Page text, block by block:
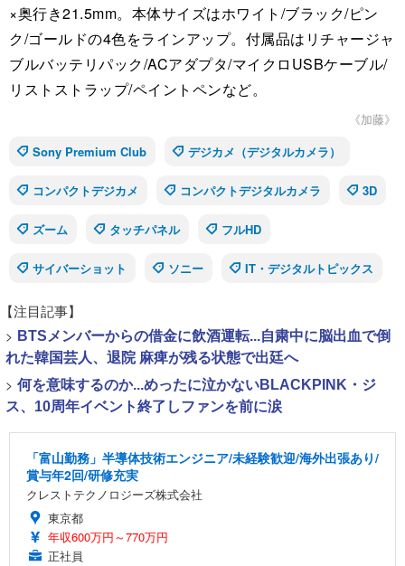
×奥行き21.5mm。本体サイズはホワイト/ブラック/ピン
ク/ゴールドの4色をラインアップ。付属品はリチャージャ
ブルバッテリパック/ACアダプタ/マイクロUSBケーブル/
リストストラップ/ペイントペンなど。
《加藤》
Sony Premium Club
デジカメ（デジタルカメラ）
コンパクトデジカメ コンパクトデジタルカメラ 3D
ズーム タッチパネル フルHD
サイバーショット ソニー IT・デジタルトピックス
【注目記事】
> BTSメンバーからの借金に飲酒運転...自粛中に脳出血で倒
れた韓国芸人、退院 麻痺が残る状態で出廷へ
> 何を意味するのか...めったに泣かないBLACKPINK・ジ
ス、10周年イベント終了しファンを前に涙
「富山勤務」半導体技術エンジニア/未経験歓迎/海外出張あり/
賞与年2回/研修充実
クレストテクノロジーズ株式会社
東京都
年収600万円～770万円
正社員